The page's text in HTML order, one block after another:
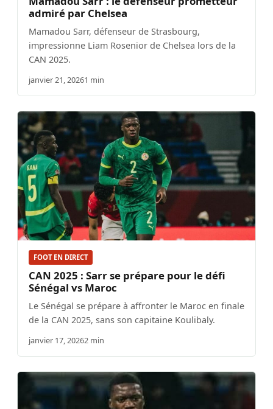
admiré par Chelsea
Mamadou Sarr, défenseur de Strasbourg,
impressionne Liam Rosenior de Chelsea lors de la
CAN 2025.
janvier 21, 20261 min
FOOT EN DIRECT
CAN 2025 : Sarr se prépare pour le défi
Sénégal vs Maroc
Le Sénégal se prépare à affronter le Maroc en finale
de la CAN 2025, sans son capitaine Koulibaly.
janvier 17, 20262 min